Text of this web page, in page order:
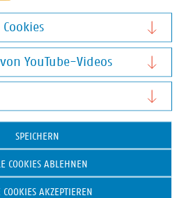
YouTube-Videos
Videos
SPEICHERN
COOKIES ABLEHNEN
COOKIES AKZEPTIEREN